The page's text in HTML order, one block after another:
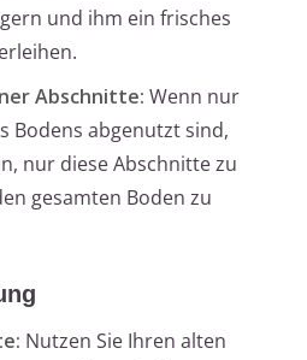
und ihm ein frisches
Abschnitte: Wenn nur
Bodens abgenutzt sind,
nur diese Abschnitte zu
gesamten Boden zu
Nutzen Sie Ihren alten